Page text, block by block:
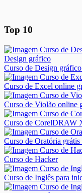
Top 10
Curso de Design
Curso de Excel online
Curso de Violão online
Curso de CorelDRAW
Curso de Oratória
Curso de Hacker
Curso de Inglês para